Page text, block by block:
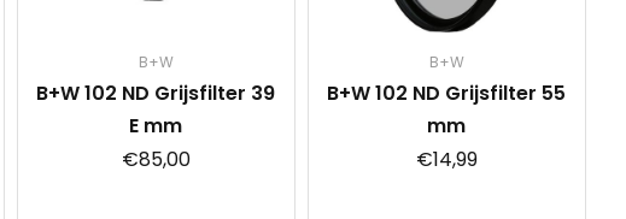
B+W
B+W 102 ND Grijsfilter 39
E mm
€85,00
B+W
B+W 102 ND Grijsfilter 55
mm
€14,99